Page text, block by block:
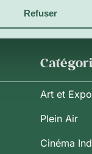
Refuser
Art et
Plein Air
Cinéma